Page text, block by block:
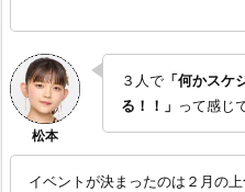
３人で 「何かスケ
る！！」 って感じ
イベントが決まったのは２月の